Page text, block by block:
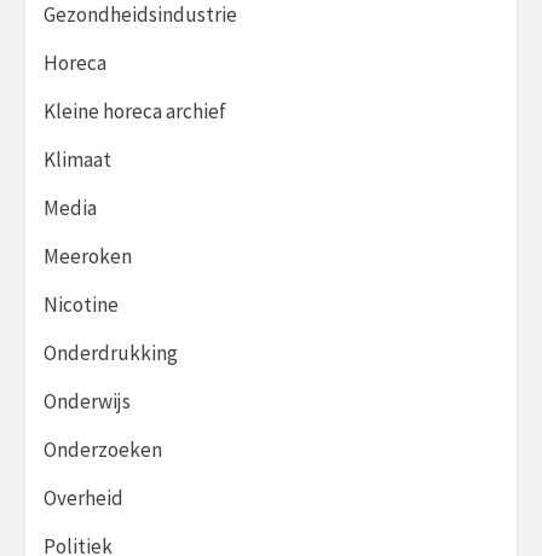
Gezondheidsindustrie
Horeca
Kleine horeca archief
Klimaat
Media
Meeroken
Nicotine
Onderdrukking
Onderwijs
Onderzoeken
Overheid
Politiek